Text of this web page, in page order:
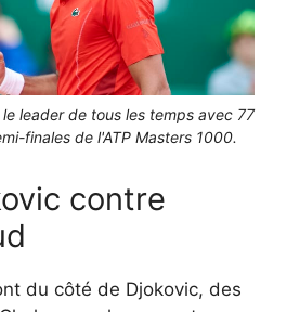
leader de tous les temps avec 77
finales de l'ATP Masters 1000.
contre
du côté de Djokovic, des